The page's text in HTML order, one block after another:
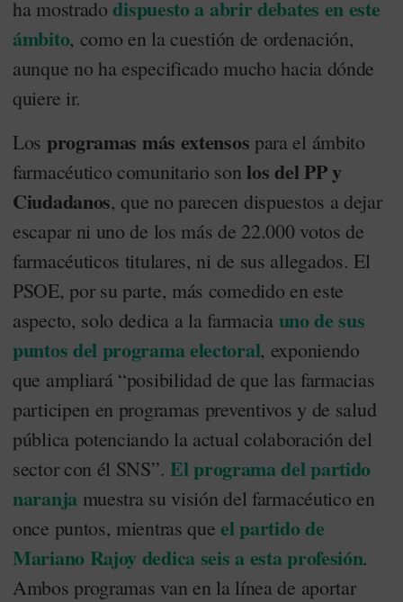
ha mostrado dispuesto a abrir debates en este
ámbito, como en la cuestión de ordenación,
aunque no ha especificado mucho hacia dónde
quiere ir.
Los programas más extensos para el ámbito
farmacéutico comunitario son los del PP y
Ciudadanos, que no parecen dispuestos a dejar
escapar ni uno de los más de 22.000 votos de
farmacéuticos titulares, ni de sus allegados. El
PSOE, por su parte, más comedido en este
aspecto, solo dedica a la farmacia uno de sus
puntos del programa electoral, exponiendo
que ampliará “posibilidad de que las farmacias
participen en programas preventivos y de salud
pública potenciando la actual colaboración del
sector con él SNS”. El programa del partido
naranja muestra su visión del farmacéutico en
once puntos, mientras queel partido de
Mariano Rajoy dedica seis a esta profesión.
Ambos programas van en la línea de aportar